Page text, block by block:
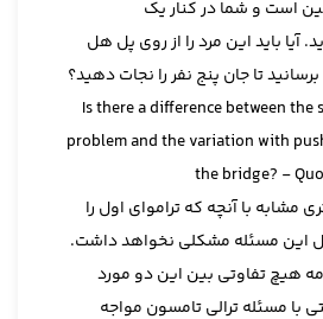
است و شما در کنار یک
آیا باید این مرد را از روی پل هل
تا جان پنج نفر را نجات دهید؟
مشابه با آنچه که تراموای اول را
این مسئله مشکلی نخواهد داشت.
هیچ تفاوتی بین این دو مورد
با مسئله ترالی تامسون مواجه